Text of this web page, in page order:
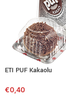
ETI PUF Kakaolu
€0,40